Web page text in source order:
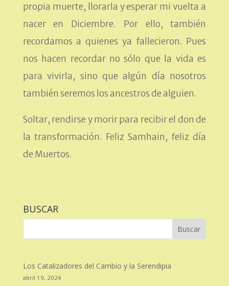
propia muerte, llorarla y esperar mi vuelta a
nacer en Diciembre. Por ello, también
recordamos a quienes ya fallecieron. Pues
nos hacen recordar no sólo que la vida es
para vivirla, sino que algún día nosotros
también seremos los ancestros de alguien.
Soltar, rendirse y morir para recibir el don de
la transformación. Feliz Samhain, feliz día
de Muertos.
BUSCAR
Los Catalizadores del Cambio y la Serendipia
abril 19, 2024